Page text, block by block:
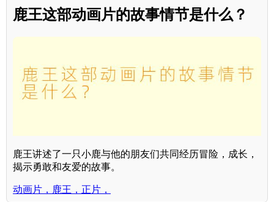
鹿王这部动画片的故事情节是什么？
鹿王讲述了一只小鹿与他的朋友们共同经历冒险，成长，
揭示勇敢和友爱的故事。
动画片，鹿王，正片，